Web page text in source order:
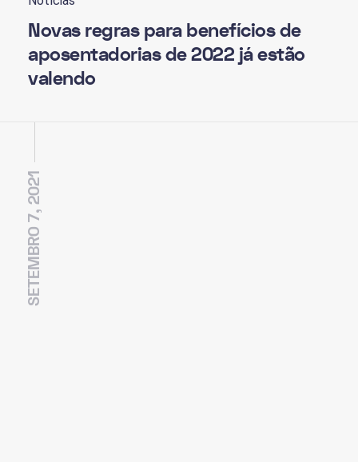
Novas regras para benefícios de
aposentadorias de 2022 já estão
valendo
SETEMBRO 7, 2021